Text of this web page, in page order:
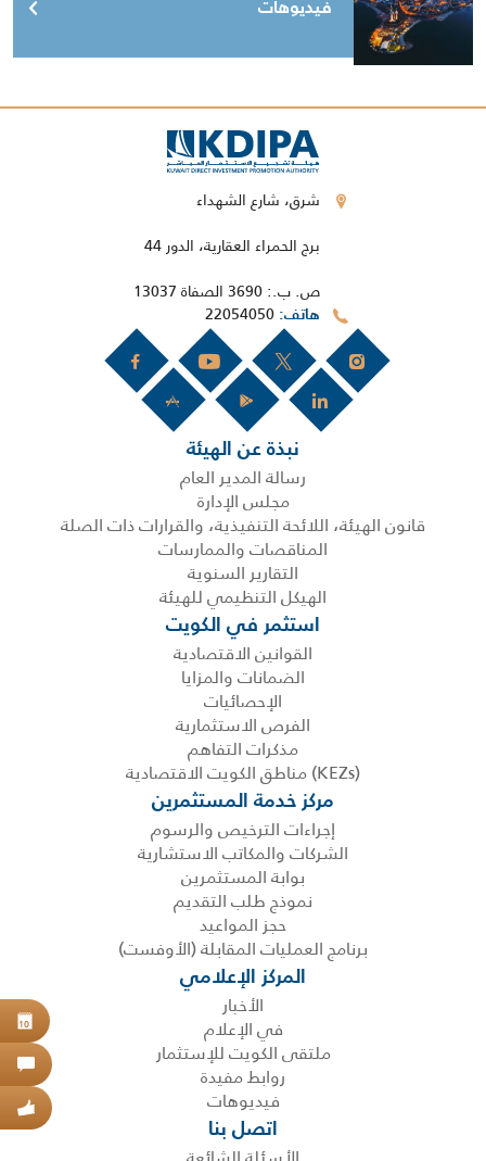
فيديوهات
شرق، شارع الشهداء
برج الحمراء العقارية، الدور 44
ص. ب.: 3690 الصفاة 13037
هاتف
نبذة عن الهيئة
رسالة المدير العام
مجلس الإدارة
قانون الهيئة، اللائحة التنفيذية، والقرارات ذات الصلة
المناقصات والممارسات
التقارير السنوية
الهيكل التنظيمي للهيئة
استثمر في الكويت
القوانين الاقتصادية
الضمانات والمزايا
الإحصائيات
الفرص الاستثمارية
مذكرات التفاهم
(KEZs) مناطق الكويت الاقتصادية
مركز خدمة المستثمرين
إجراءات الترخيص والرسوم
الشركات والمكاتب الاستشارية
بوابة المستثمرين
نموذج طلب التقديم
حجز المواعيد
برنامج العمليات المقابلة (الأوفست)
المركز الإعلامي
الأخبار
في الإعلام
ملتقى الكويت للإستثمار
روابط مفيدة
فيديوهات
اتصل بنا
10